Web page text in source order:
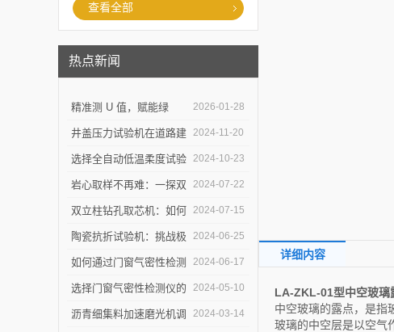
查看全部
热点新闻
精准测 U 值，赋能绿
建：上海乐傲的传热系数
测量仪守护建筑节能底线
2026-01-28
井盖压力试验机在道路建
设中的作用是什么？
2024-11-20
选择全自动低温柔度试验
仪，需要注意哪些事项？
2024-10-23
岩心取样不再难：一探双
立柱钻孔取芯机的奥秘
2024-07-22
双立柱钻孔取芯机：如何
提高地质取样的精确度与
效率？
2024-07-15
陶瓷抗折试验机：挑战极
限，提升可能
2024-06-25
如何通过门窗气密性检测
仪节能？
2024-06-17
选择门窗气密性检测仪的
关键因素是什么？
2024-05-10
沥青细集料加速磨光机调 2024-03-14
详细内容
LA-ZKL-01型中空玻璃
中空玻璃的露点，是指
玻璃的中空层是以空气